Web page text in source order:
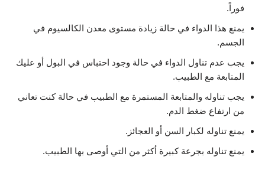
فوراً.
يمنع هذا الدواء في حالة زيادة مستوى معدن الكالسيوم في
الجسم.
يجب عدم تناول الدواء في حالة وجود احتباس في البول أو عليك
المتابعة مع الطبيب.
يجب تناوله والمتابعة المستمرة مع الطبيب في حالة كنت تعاني
من ارتفاع ضغط الدم.
يمنع تناوله لكبار السن أو العجائز.
يمنع تناوله بجرعة كبيرة أكثر من التي أوصى بها الطبيب.